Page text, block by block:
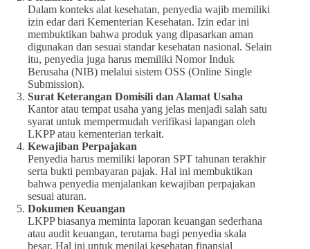
Dalam konteks alat kesehatan, penyedia wajib memiliki
izin edar dari Kementerian Kesehatan. Izin edar ini
membuktikan bahwa produk yang dipasarkan aman
digunakan dan sesuai standar kesehatan nasional. Selain
itu, penyedia juga harus memiliki Nomor Induk
Berusaha (NIB) melalui sistem OSS (Online Single
Submission).
Surat Keterangan Domisili dan Alamat Usaha
Kantor atau tempat usaha yang jelas menjadi salah satu
syarat untuk mempermudah verifikasi lapangan oleh
LKPP atau kementerian terkait.
Kewajiban Perpajakan
Penyedia harus memiliki laporan SPT tahunan terakhir
serta bukti pembayaran pajak. Hal ini membuktikan
bahwa penyedia menjalankan kewajiban perpajakan
sesuai aturan.
Dokumen Keuangan
LKPP biasanya meminta laporan keuangan sederhana
atau audit keuangan, terutama bagi penyedia skala
besar. Hal ini untuk menilai kesehatan finansial